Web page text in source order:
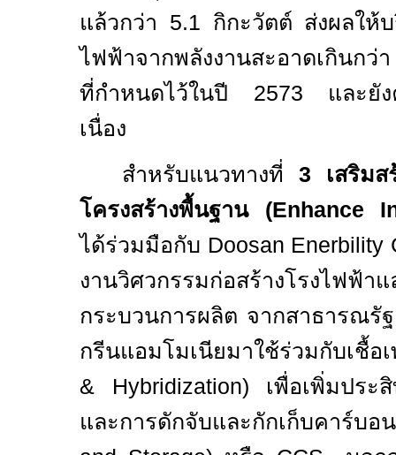
แล้วกว่า 5.1 กิกะวัตต์ ส่งผลให้
ไฟฟ้าจากพลังงานสะอาดเกินกว่า
ที่กำหนดไว้ในปี 2573 และยัง
เนื่อง
สำหรับแนวทางที่ 3 เสริมส
โครงสร้างพื้นฐาน (Enhance
ได้ร่วมมือกับ Doosan Enerbility
งานวิศวกรรมก่อสร้างโรงไฟฟ้า
กระบวนการผลิต จากสาธารณรั
กรีนแอมโมเนียมาใช้ร่วมกับเชื้อ
& Hybridization) เพื่อเพิ่มประสิ
และการดักจับและกักเก็บคาร์บ